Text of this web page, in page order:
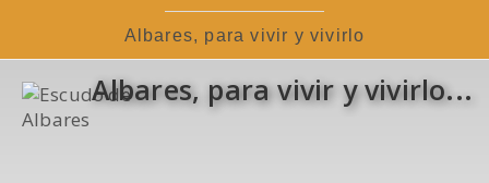
Albares, para vivir y vivirlo
Albares, para vivir y vivirlo...